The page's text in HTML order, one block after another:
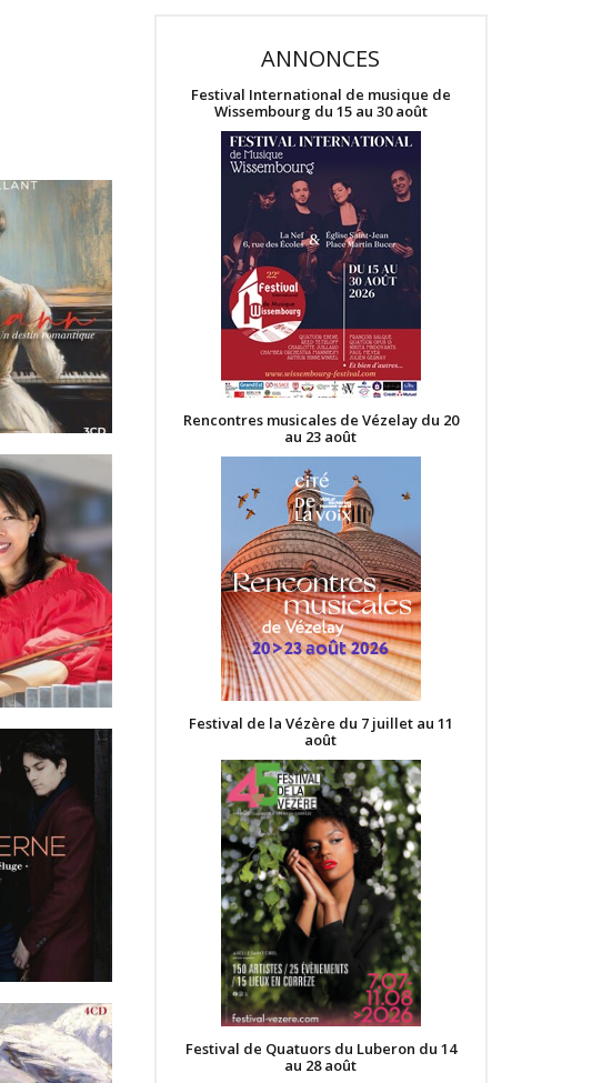
ANNONCES
Festival International de musique de
Wissembourg du 15 au 30 août
Rencontres musicales de Vézelay du 20
au 23 août
Festival de la Vézère du 7 juillet au 11
août
Festival de Quatuors du Luberon du 14
au 28 août